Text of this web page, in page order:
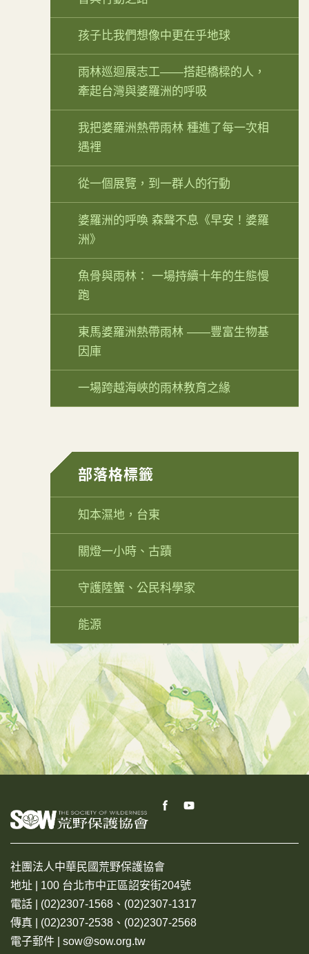
孩子比我們想像中更在乎地球
雨林巡迴展志工——搭起橋樑的人，
牽起台灣與婆羅洲的呼吸
我把婆羅洲熱帶雨林 種進了每一次相
遇裡
從一個展覽，到一群人的行動
婆羅洲的呼喚 森聲不息《早安！婆羅
洲》
魚骨與雨林： 一場持續十年的生態慢
跑
東馬婆羅洲熱帶雨林 ——豐富生物基
因庫
一場跨越海峽的雨林教育之緣
部落格標籤
知本濕地，台東
關燈一小時、古蹟
守護陸蟹、公民科學家
能源
社團法人中華民國荒野保護協會
地址 | 100 台北市中正區詔安街204號
電話 | (02)2307-1568、(02)2307-1317
傳真 | (02)2307-2538、(02)2307-2568
電子郵件 | sow@sow.org.tw